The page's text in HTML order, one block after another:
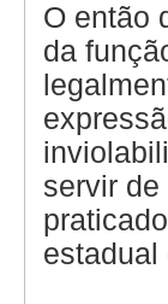
O então
da
servir
estadual